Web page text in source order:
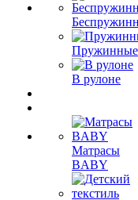
Пружинные
В рулоне
Матрасы
BABY